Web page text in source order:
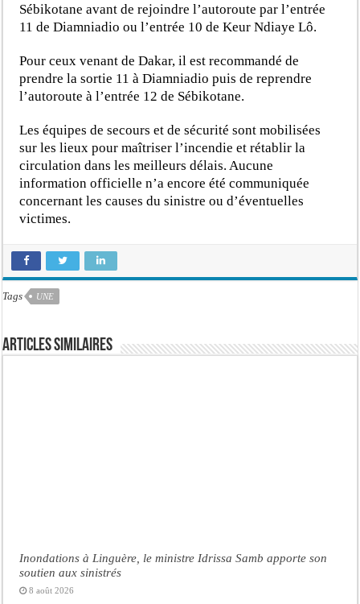
Sébikotane avant de rejoindre l’autoroute par l’entrée
11 de Diamniadio ou l’entrée 10 de Keur Ndiaye Lô.
Pour ceux venant de Dakar, il est recommandé de
prendre la sortie 11 à Diamniadio puis de reprendre
l’autoroute à l’entrée 12 de Sébikotane.
Les équipes de secours et de sécurité sont mobilisées
sur les lieux pour maîtriser l’incendie et rétablir la
circulation dans les meilleurs délais. Aucune
information officielle n’a encore été communiquée
concernant les causes du sinistre ou d’éventuelles
victimes.
Tags UNE
Articles similaires
Inondations à Linguère, le ministre Idrissa Samb apporte son
soutien aux sinistrés
8 août 2026